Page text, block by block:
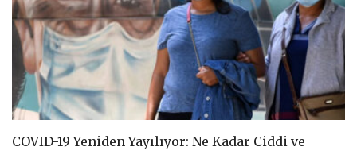
COVID-19 Yeniden Yayılıyor: Ne Kadar Ciddi ve